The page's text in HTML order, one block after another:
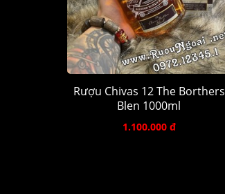
Rượu Chivas 12 The Borthers
Blen 1000ml
1.100.000 đ